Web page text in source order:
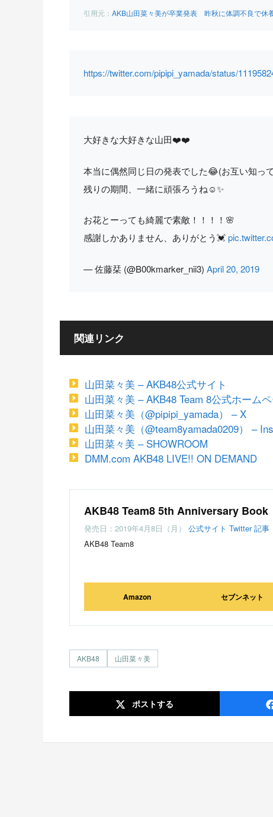
AKB山田菜々美が卒業発表 昨秋に体調不良で休
https://twitter.com/pipipi_yamada/status/
大好きな大好きな山田❤️❤️
本当に偶然同じ日の発表でした😂(お互い知っ
残りの期間、一緒に頑張ろうね☺️✨
お花とーっても綺麗で素敵！！！！🌸
感謝しかありません、ありがとう💓
— 佐藤栞 (@B00kmarker_nii3) April 20, 2019
関連リンク
山田菜々美 – AKB48公式サイト
山田菜々美 – AKB48 Team 8公式ホーム
山田菜々美（@pipipi_yamada） – X
山田菜々美（@team8yamada0209） –
山田菜々美 – SHOWROOM
DMM.com AKB48 LIVE!! ON DEMAND
AKB48 Team8 5th Anniversary Book
発売日：2019年4月8日（月） 公式サイト Twitter 記事
AKB48 Team8
Amazon セブンネット
AKB48 山田菜々美
ポストする